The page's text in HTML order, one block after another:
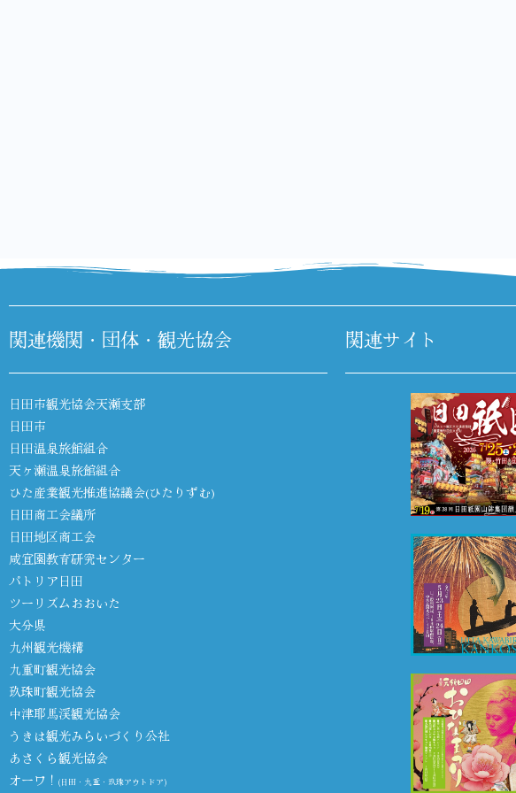
関連機関・団体・観光協会
日田市観光協会天瀬支部
日田市
日田温泉旅館組合
天ヶ瀬温泉旅館組合
ひた産業観光推進協議会(ひたりずむ)
日田商工会議所
日田地区商工会
咸宜園教育研究センター
パトリア日田
ツーリズムおおいた
大分県
九州観光機構
九重町観光協会
玖珠町観光協会
中津耶馬渓観光協会
うきは観光みらいづくり公社
あさくら観光協会
オーワ！ (日田・九重・玖珠アウトドア)
関連サイト